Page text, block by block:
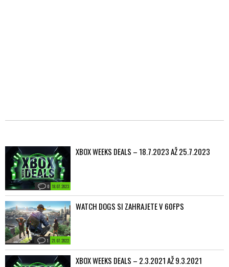
18. 07. 2023
0
XBOX WEEKS DEALS – 18.7.2023 AŽ 25.7.2023
21. 07. 2022
1
WATCH DOGS SI ZAHRAJETE V 60FPS
XBOX WEEKS DEALS – 2.3.2021 AŽ 9.3.2021